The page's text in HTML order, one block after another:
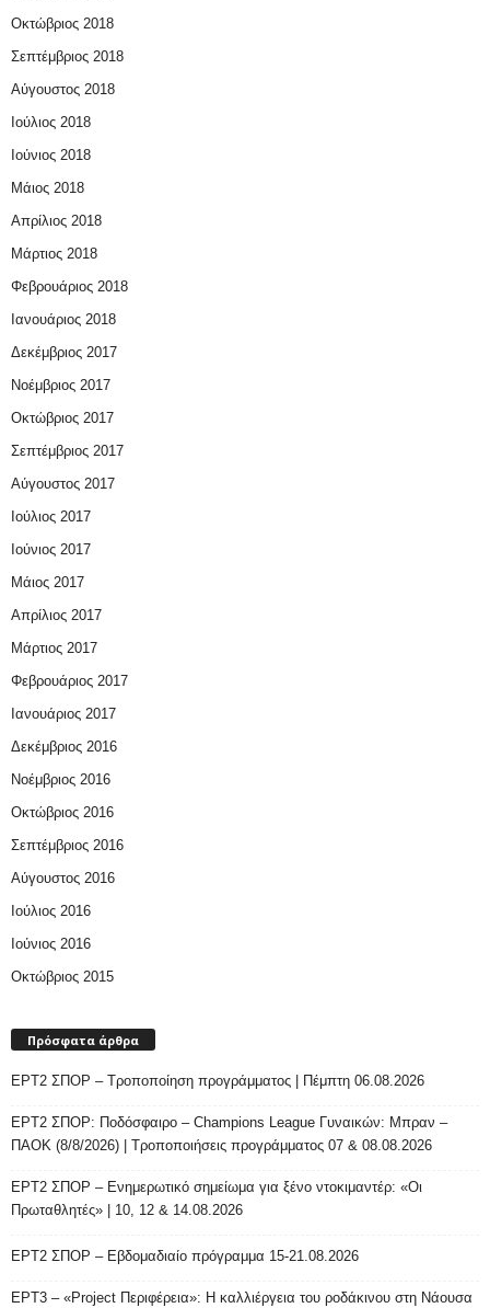
Οκτώβριος 2018
Σεπτέμβριος 2018
Αύγουστος 2018
Ιούλιος 2018
Ιούνιος 2018
Μάιος 2018
Απρίλιος 2018
Μάρτιος 2018
Φεβρουάριος 2018
Ιανουάριος 2018
Δεκέμβριος 2017
Νοέμβριος 2017
Οκτώβριος 2017
Σεπτέμβριος 2017
Αύγουστος 2017
Ιούλιος 2017
Ιούνιος 2017
Μάιος 2017
Απρίλιος 2017
Μάρτιος 2017
Φεβρουάριος 2017
Ιανουάριος 2017
Δεκέμβριος 2016
Νοέμβριος 2016
Οκτώβριος 2016
Σεπτέμβριος 2016
Αύγουστος 2016
Ιούλιος 2016
Ιούνιος 2016
Οκτώβριος 2015
Πρόσφατα άρθρα
ΕΡΤ2 ΣΠΟΡ – Τροποποίηση προγράμματος | Πέμπτη 06.08.2026
ΕΡΤ2 ΣΠΟΡ: Ποδόσφαιρο – Champions League Γυναικών: Μπραν –
ΠΑΟΚ (8/8/2026) | Τροποποιήσεις προγράμματος 07 & 08.08.2026
ΕΡΤ2 ΣΠΟΡ – Ενημερωτικό σημείωμα για ξένο ντοκιμαντέρ: «Οι
Πρωταθλητές» | 10, 12 & 14.08.2026
ΕΡΤ2 ΣΠΟΡ – Εβδομαδιαίο πρόγραμμα 15-21.08.2026
ΕΡΤ3 – «Project Περιφέρεια»: Η καλλιέργεια του ροδάκινου στη Νάουσα